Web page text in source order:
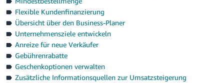
Flexible Kundenfinanzierung
Übersicht über den Business-Planer
Unternehmensziele entwickeln
Anreize für neue Verkäufer
Gebührenrabatte
Geschenkoptionen verwalten
Zusätzliche Informationsquellen zur Umsatzsteigerung